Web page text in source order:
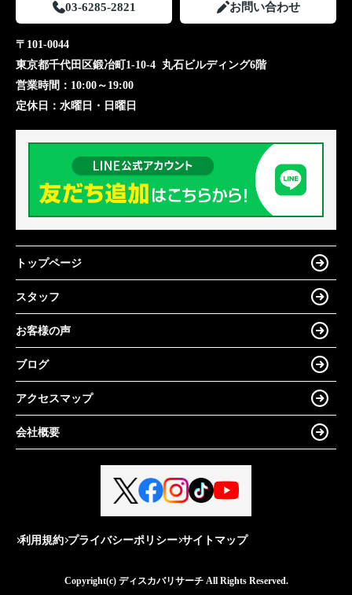
03-6285-2821 お問い合わせ
〒101-0044
東京都千代田区鍛冶町1-10-4 丸石ビルディング6階
営業時間： 10:00～19:00
定休日： 水曜日・日曜日
トップページ
スタッフ
お客様の声
ブログ
アクセスマップ
会社概要
利用規約 プライバシーポリシー サイトマップ
Copyright(c) ディスカバリサーチ All Rights Reserved.